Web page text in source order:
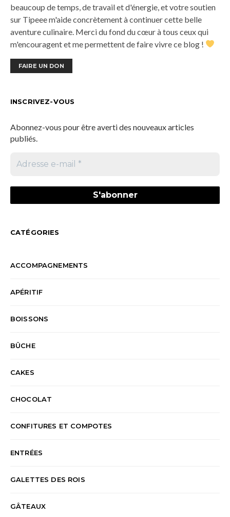
beaucoup de temps, de travail et d'énergie, et votre soutien
sur Tipeee m'aide concrètement à continuer cette belle
aventure culinaire. Merci du fond du cœur à tous ceux qui
m'encouragent et me permettent de faire vivre ce blog !
FAIRE UN DON
INSCRIVEZ-VOUS
Abonnez-vous pour être averti des nouveaux articles
publiés.
CATÉGORIES
ACCOMPAGNEMENTS
APÉRITIF
BOISSONS
BÛCHE
CAKES
CHOCOLAT
CONFITURES ET COMPOTES
ENTRÉES
GALETTES DES ROIS
GÂTEAUX